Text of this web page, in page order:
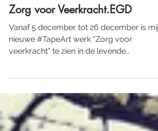
Egbert.EGD
7 dec 2020
2 minuten om te lezen
Zorg voor Veerkracht.EGD
veerkracht” te zien in de levende
adventskalender van de...